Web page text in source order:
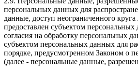
персональных данных для
данные, доступ неограниченного
предоставлен субъектом
согласия на обработку персональных
субъектом персональных данных для
порядке, предусмотренном Законом о
(далее - персональные данные,